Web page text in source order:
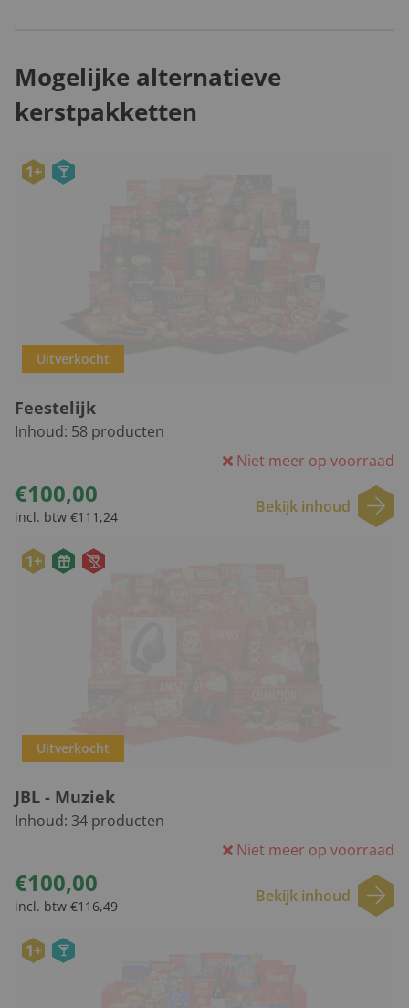
Mogelijke alternatieve
kerstpakketten
1+
Uitverkocht
Feestelijk
Inhoud: 58 producten
Niet meer op voorraad
€100,00
incl. btw €111,24
Bekijk inhoud
1+
Uitverkocht
JBL - Muziek
Inhoud: 34 producten
Niet meer op voorraad
€100,00
incl. btw €116,49
Bekijk inhoud
1+